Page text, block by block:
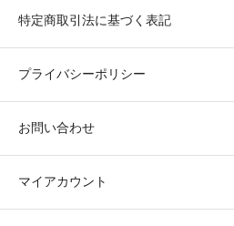
特定商取引法に基づく表記
プライバシーポリシー
お問い合わせ
マイアカウント